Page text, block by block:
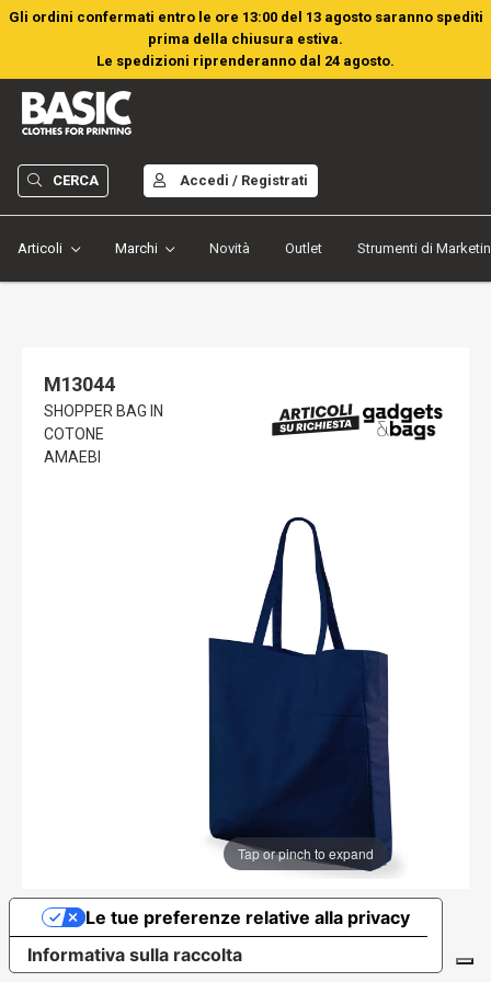
Gli ordini confermati entro le ore 13:00 del 13 agosto saranno spediti
prima della chiusura estiva.
Le spedizioni riprenderanno dal 24 agosto.
Articoli Marchi Novità Outlet Strumenti di
CERCA Accedi / Registrati
M13044
SHOPPER BAG IN
COTONE
AMAEBI
Tap or pinch to expand
Informativa sulla raccolta
Le tue preferenze relative alla privacy